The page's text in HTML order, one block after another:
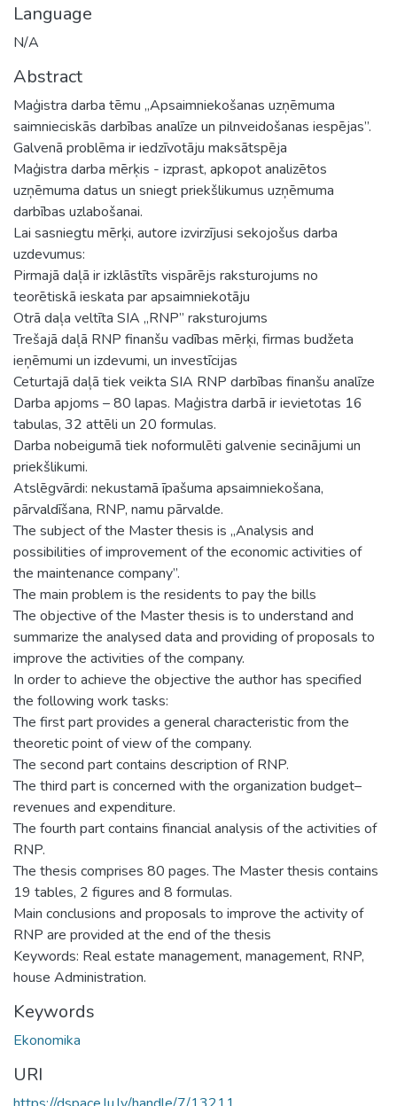
Language
N/A
Abstract
Maģistra darba tēmu „Apsaimniekošanas uzņēmuma
saimnieciskās darbības analīze un pilnveidošanas iespējas”.
Galvenā problēma ir iedzīvotāju maksātspēja
Maģistra darba mērķis - izprast, apkopot analizētos
uzņēmuma datus un sniegt priekšlikumus uzņēmuma
darbības uzlabošanai.
Lai sasniegtu mērķi, autore izvirzījusi sekojošus darba
uzdevumus:
Pirmajā daļā ir izklāstīts vispārējs raksturojums no
teorētiskā ieskata par apsaimniekotāju
Otrā daļa veltīta SIA „RNP” raksturojums
Trešajā daļā RNP finanšu vadības mērķi, firmas budžeta
ieņēmumi un izdevumi, un investīcijas
Ceturtajā daļā tiek veikta SIA RNP darbības finanšu analīze
Darba apjoms – 80 lapas. Maģistra darbā ir ievietotas 16
tabulas, 32 attēli un 20 formulas.
Darba nobeigumā tiek noformulēti galvenie secinājumi un
priekšlikumi.
Atslēgvārdi: nekustamā īpašuma apsaimniekošana,
pārvaldīšana, RNP, namu pārvalde.
The subject of the Master thesis is „Analysis and
possibilities of improvement of the economic activities of
the maintenance company”.
The main problem is the residents to pay the bills
The objective of the Master thesis is to understand and
summarize the analysed data and providing of proposals to
improve the activities of the company.
In order to achieve the objective the author has specified
the following work tasks:
The first part provides a general characteristic from the
theoretic point of view of the company.
The second part contains description of RNP.
The third part is concerned with the organization budget–
revenues and expenditure.
The fourth part contains financial analysis of the activities of
RNP.
The thesis comprises 80 pages. The Master thesis contains
19 tables, 2 figures and 8 formulas.
Main conclusions and proposals to improve the activity of
RNP are provided at the end of the thesis
Keywords: Real estate management, management, RNP,
house Administration.
Keywords
Ekonomika
URI